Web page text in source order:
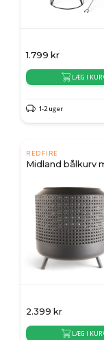
1.799 kr
LÆG I
1-2 uger
REDFIRE
Midland bålkurv
2.399 kr
LÆG I